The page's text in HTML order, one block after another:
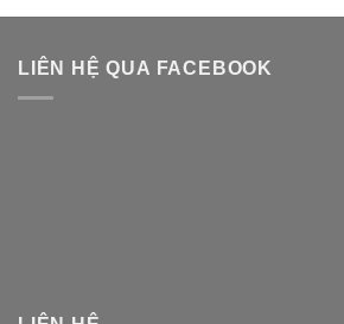
LIÊN HỆ QUA FACEBOOK